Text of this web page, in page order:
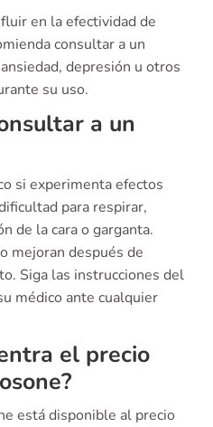
en la efectividad de
consultar a un
depresión u otros
su uso.
a un
si experimenta efectos
para respirar,
de la cara o garganta.
mejoran después de
Siga las instrucciones del
médico ante cualquier
el precio
está disponible al precio